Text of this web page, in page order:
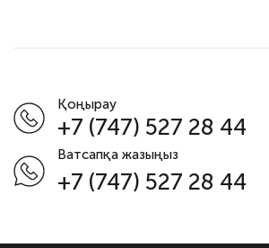
Қоңырау
+7 (747) 527 28 44
Ватсапқа жазыңыз
+7 (747) 527 28 44